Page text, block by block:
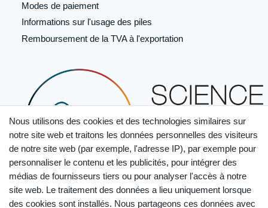
Modes de paiement
Informations sur l'usage des piles
Remboursement de la TVA à l'exportation
Nous utilisons des cookies et des technologies similaires sur
notre site web et traitons les données personnelles des visiteurs
de notre site web (par exemple, l'adresse IP), par exemple pour
personnaliser le contenu et les publicités, pour intégrer des
médias de fournisseurs tiers ou pour analyser l'accès à notre
site web. Le traitement des données a lieu uniquement lorsque
des cookies sont installés. Nous partageons ces données avec